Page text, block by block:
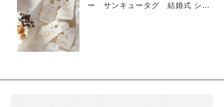
ー サンキュータグ 結婚式 ショ